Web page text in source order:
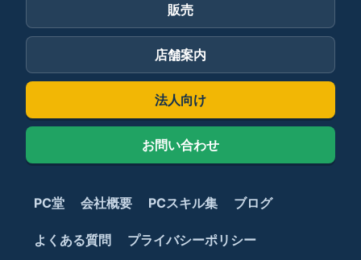
販売
店舗案内
法人向け
お問い合わせ
PC堂 会社概要 PCスキル集 ブログ
よくある質問 プライバシーポリシー